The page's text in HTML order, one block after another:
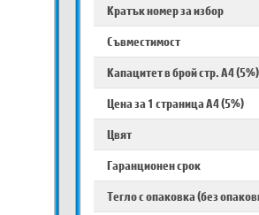
Кратък номер за избор
Съвместимост
Капацитет в брой стр. A4 (5%)
Цена за 1 страница A4 (5%)
Цвят
Гаранционен срок
Тегло с опаковка (без